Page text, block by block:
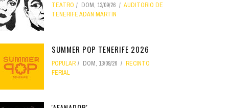
TEATRO DOM, 13/09/26
AUDITORIO DE
TENERIFE ADÁN MARTÍN
SUMMER POP TENERIFE 2026
POPULAR DOM, 13/09/26
RECINTO
FERIAL